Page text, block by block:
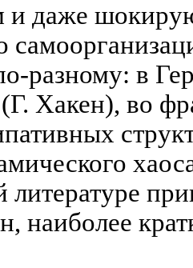
и даже
разному: в
Хакен), во
литературе
наиболее